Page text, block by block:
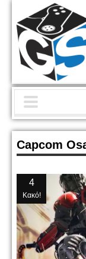
Capcom
4
Κακό!